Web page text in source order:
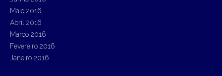
Maio 2016
Abril 2016
Março 2016
Fevereiro 2016
Janeiro 2016